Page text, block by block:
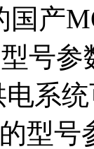
产
号参
系
型号